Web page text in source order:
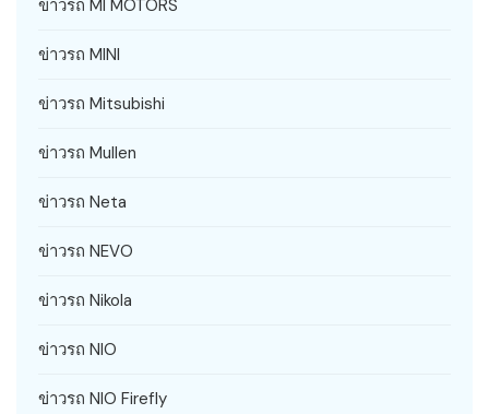
ข่าวรถ MI MOTORS
ข่าวรถ MINI
ข่าวรถ Mitsubishi
ข่าวรถ Mullen
ข่าวรถ Neta
ข่าวรถ NEVO
ข่าวรถ Nikola
ข่าวรถ NIO
ข่าวรถ NIO Firefly